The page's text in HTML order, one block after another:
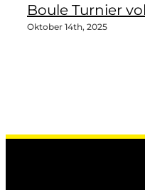
Boule Turnier
Oktober 14th, 2025